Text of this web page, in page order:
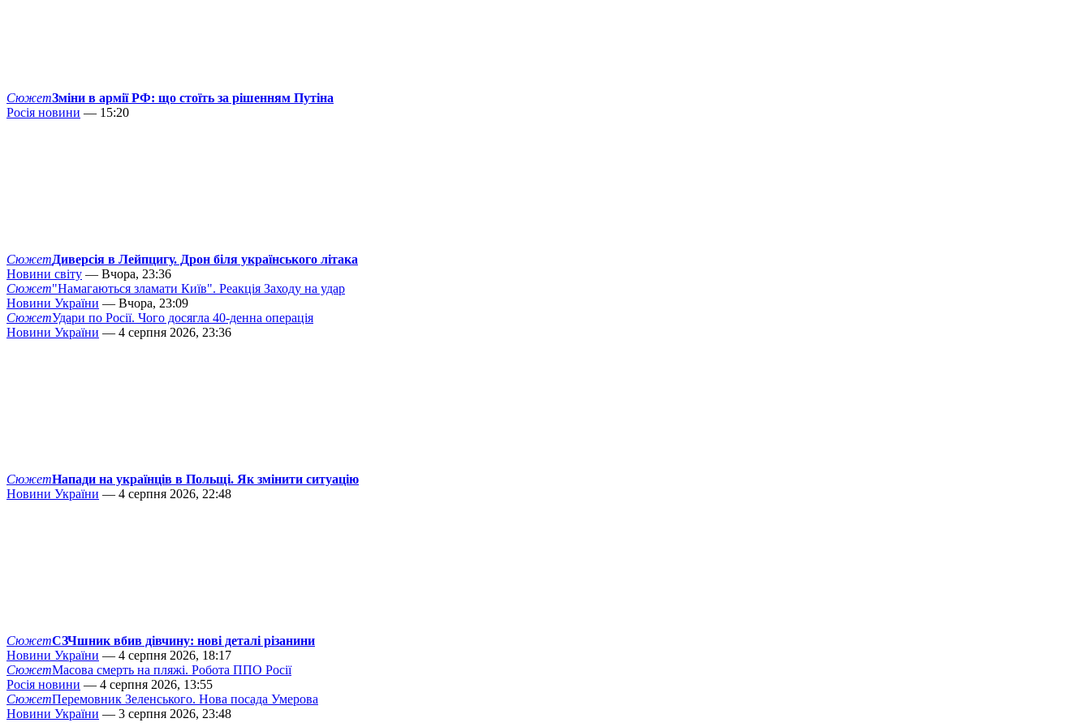
СюжетЗміни в армії РФ: що стоїть за рішенням Путіна
Росія новини — 15:20
СюжетДиверсія в Лейпцигу. Дрон біля українського літака
Новини світу — Вчора, 23:36
Сюжет"Намагаються зламати Київ". Реакція Заходу на удар
Новини України — Вчора, 23:09
СюжетУдари по Росії. Чого досягла 40-денна операція
Новини України — 4 серпня 2026, 23:36
СюжетНапади на українців в Польщі. Як змінити ситуацію
Новини України — 4 серпня 2026, 22:48
СюжетСЗЧшник вбив дівчину: нові деталі різанини
Новини України — 4 серпня 2026, 18:17
СюжетМасова смерть на пляжі. Робота ППО Росії
Росія новини — 4 серпня 2026, 13:55
СюжетПеремовник Зеленського. Нова посада Умерова
Новини України — 3 серпня 2026, 23:48